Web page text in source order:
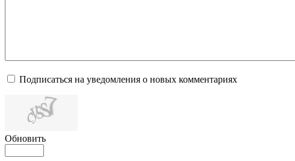
Подписаться на уведомления о новых комментариях
Обновить